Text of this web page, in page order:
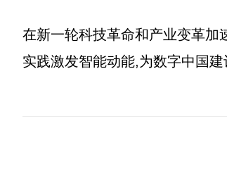
在新一轮科技革命和产业变革加
实践激发智能动能,为数字中国